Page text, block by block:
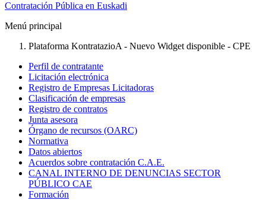
Contratación Pública en Euskadi
Menú principal
Plataforma KontratazioA - Nuevo Widget disponible - CPE
Perfil de contratante
Licitación electrónica
Registro de Empresas Licitadoras
Clasificación de empresas
Registro de contratos
Junta asesora
Órgano de recursos (OARC)
Normativa
Datos abiertos
Acuerdos sobre contratación C.A.E.
CANAL INTERNO DE DENUNCIAS SECTOR
PÚBLICO CAE
Formación